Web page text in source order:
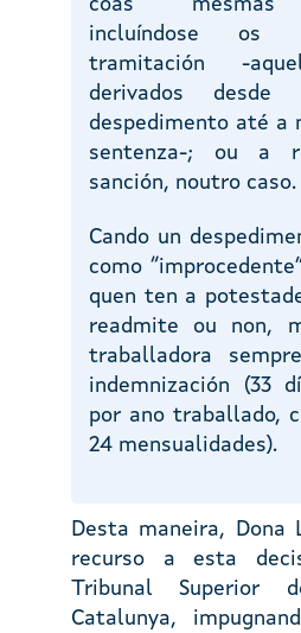
coas mesmas
incluíndose os
tramitación -
derivados
despedimento até a
sentenza-; ou a
sanción, noutro caso.
Cando un
como
quen ten a
readmite ou non,
traballadora
indemnización (33
por ano traballado,
24 mensualidades).
Desta maneira, Dona
recurso a esta
Tribunal Superior
Catalunya,